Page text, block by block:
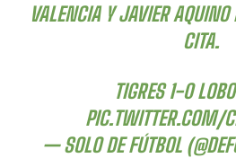
VALENCIA Y JAVIER AQUINO
CITA.
TIGRES 1-0
PIC.TWITTER.COM/
— SOLO DE FÚTBOL